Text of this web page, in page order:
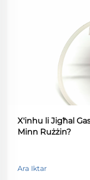
X'inhu li Jigħal
Minn Rużżin?
Ara Iktar